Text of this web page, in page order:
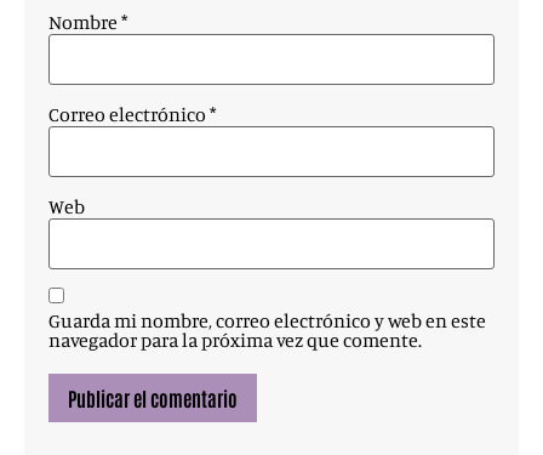
Nombre *
Correo electrónico *
Web
Guarda mi nombre, correo electrónico y web en este
navegador para la próxima vez que comente.